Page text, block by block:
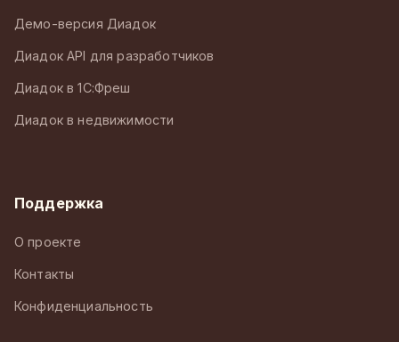
Демо-версия Диадок
Диадок API для разработчиков
Диадок в 1С:Фреш
Диадок в недвижимости
Поддержка
О проекте
Контакты
Конфиденциальность